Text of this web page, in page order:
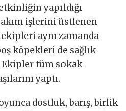
yapıldığı
işlerini üstlenen
aynı zamanda
köpekleri de sağlık
tüm sokak
yaptı.
dostluk, barış, birlik